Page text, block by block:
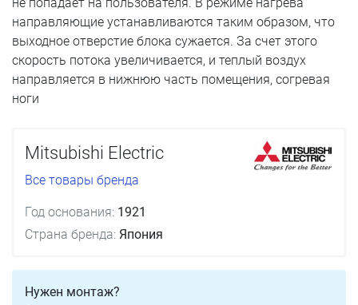
направляющие устанавливаются таким образом, что
выходное отверстие блока сужается. За счет этого
скорость потока увеличивается, и теплый воздух
направляется в нижнюю часть помещения, согревая
ноги
Mitsubishi Electric
Все товары бренда
Год основания: 1921
Страна бренда: Япония
Нужен монтаж?